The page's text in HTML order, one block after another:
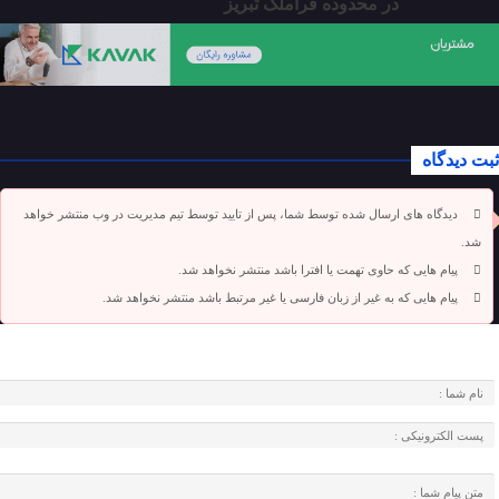
در محدوده قراملک تبریز
ثبت دیدگاه
دیدگاه های ارسال شده توسط شما، پس از تایید توسط تیم مدیریت در وب منتشر خواهد
شد.
پیام هایی که حاوی تهمت یا افترا باشد منتشر نخواهد شد.
پیام هایی که به غیر از زبان فارسی یا غیر مرتبط باشد منتشر نخواهد شد.